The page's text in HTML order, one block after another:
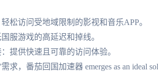
松访问受地域限制的影视和音乐APP。
服游戏的高延迟和掉线。
提供快速且可靠的访问体验。
求，番茄回国加速器 emerges as an ideal